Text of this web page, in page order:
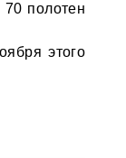
70 полотен
этого